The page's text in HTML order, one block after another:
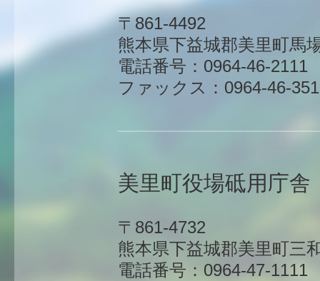
〒861-4492
熊本県下益城郡美里町馬
電話番号：0964-46-2111
ファックス：0964-46-
美里町役場砥用庁舎
〒861-4732
熊本県下益城郡美里町三
電話番号：0964-47-1111